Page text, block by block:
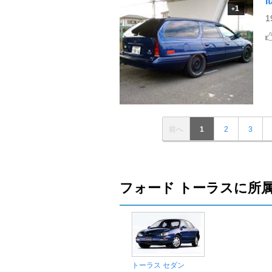
+1
前へ 1 2 3
フォード トーラスに所
トーラス セダン